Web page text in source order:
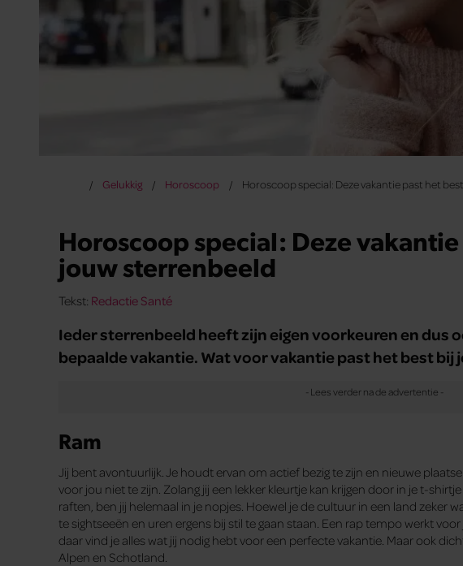
Gelukkig Horoscoop Horoscoop special: Deze vakantie past het
Horoscoop special: Deze
jouw sterrenbeeld
Tekst: Redactie Santé
Ieder sterrenbeeld heeft zijn eigen voorkeuren en dus
bepaalde vakantie. Wat voor vakantie past het best bij
Ram
Jij bent avontuurlijk. Je houdt ervan om actief bezig te zijn en nieuwe
voor jou niet te zijn. Zolang jij een lekker kleurtje kan krijgen door in je t-
raften, ben jij helemaal in je nopjes. Hoewel je de cultuur in een land zeker
te sightseeën en uren ergens bij stil te gaan staan. Een rap tempo werkt
daar vind je alles wat jij nodig hebt voor een perfecte vakantie. Maar ook
Alpen en Schotland.